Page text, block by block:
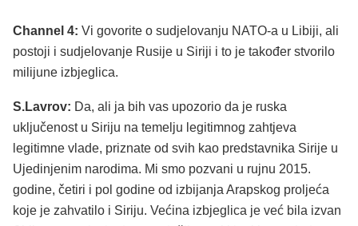
Channel 4: Vi govorite o sudjelovanju NATO-a u Libiji, ali
postoji i sudjelovanje Rusije u Siriji i to je također stvorilo
milijune izbjeglica.
S.Lavrov: Da, ali ja bih vas upozorio da je ruska
uključenost u Siriju na temelju legitimnog zahtjeva
legitimne vlade, priznate od svih kao predstavnika Sirije u
Ujedinjenim narodima. Mi smo pozvani u rujnu 2015.
godine, četiri i pol godine od izbijanja Arapskog proljeća
koje je zahvatilo i Siriju. Većina izbjeglica je već bila izvan